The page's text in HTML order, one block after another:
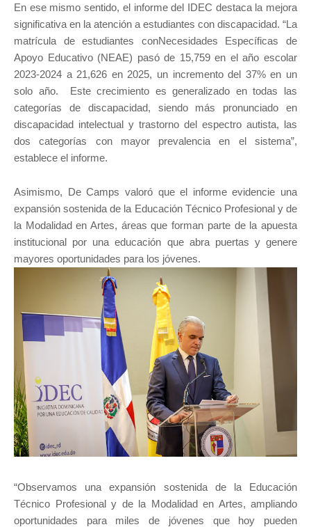
En ese mismo sentido, el informe del IDEC destaca la mejora
significativa en la atención a estudiantes con discapacidad. “La
matrícula de estudiantes conNecesidades Específicas de
Apoyo Educativo (NEAE) pasó de 15,759 en el año escolar
2023-2024 a 21,626 en 2025, un incremento del 37% en un
solo año. Este crecimiento es generalizado en todas las
categorías de discapacidad, siendo más pronunciado en
discapacidad intelectual y trastorno del espectro autista, las
dos categorías con mayor prevalencia en el sistema”,
establece el informe.
Asimismo, De Camps valoró que el informe evidencie una
expansión sostenida de la Educación Técnico Profesional y de
la Modalidad en Artes, áreas que forman parte de la apuesta
institucional por una educación que abra puertas y genere
mayores oportunidades para los jóvenes.
“Observamos una expansión sostenida de la Educación
Técnico Profesional y de la Modalidad en Artes, ampliando
oportunidades para miles de jóvenes que hoy pueden